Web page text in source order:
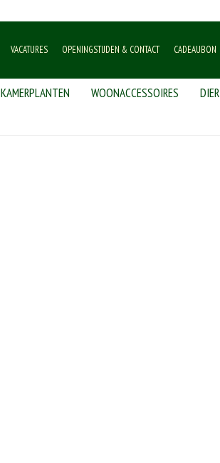
VACATURES OPENINGSTIJDEN & CONTACT CADEAUBON
KAMERPLANTEN WOONACCESSOIRES DIER